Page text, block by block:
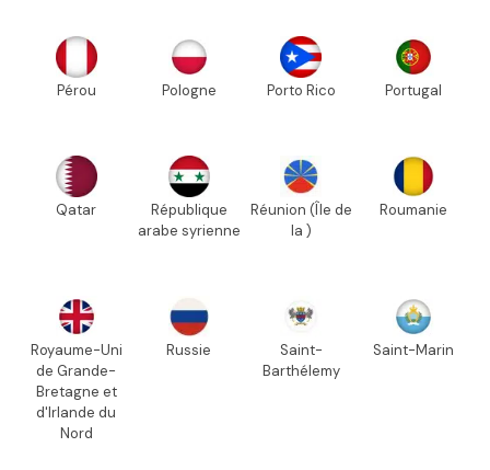
Pérou Pologne Porto Rico Portugal
Qatar
République
arabe syrienne
Réunion (Île de
la )
Roumanie
Royaume-Uni
de Grande-
Bretagne et
d'Irlande du
Nord
Russie
Saint-
Barthélemy
Saint-Marin